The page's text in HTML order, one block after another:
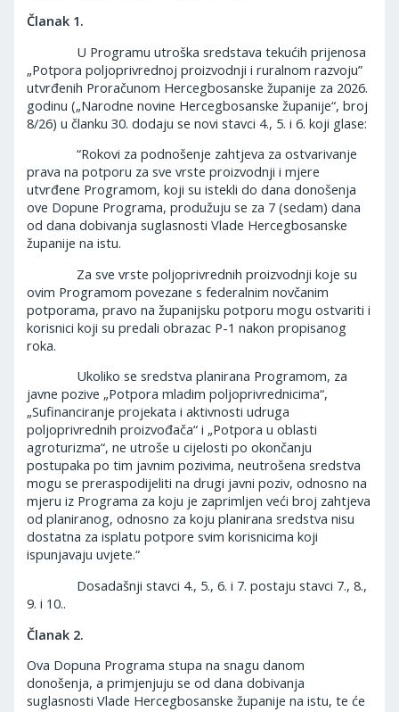
Članak 1.
U Programu utroška sredstava tekućih prijenosa
„Potpora poljoprivrednoj proizvodnji i ruralnom razvoju”
utvrđenih Proračunom Hercegbosanske županije za 2026.
godinu („Narodne novine Hercegbosanske županije“, broj
8/26) u članku 30. dodaju se novi stavci 4., 5. i 6. koji glase:
“Rokovi za podnošenje zahtjeva za ostvarivanje
prava na potporu za sve vrste proizvodnji i mjere
utvrđene Programom, koji su istekli do dana donošenja
ove Dopune Programa, produžuju se za 7 (sedam) dana
od dana dobivanja suglasnosti Vlade Hercegbosanske
županije na istu.
Za sve vrste poljoprivrednih proizvodnji koje su
ovim Programom povezane s federalnim novčanim
potporama, pravo na županijsku potporu mogu ostvariti i
korisnici koji su predali obrazac P-1 nakon propisanog
roka.
Ukoliko se sredstva planirana Programom, za
javne pozive „Potpora mladim poljoprivrednicima“,
„Sufinanciranje projekata i aktivnosti udruga
poljoprivrednih proizvođača“ i „Potpora u oblasti
agroturizma“, ne utroše u cijelosti po okončanju
postupaka po tim javnim pozivima, neutrošena sredstva
mogu se preraspodijeliti na drugi javni poziv, odnosno na
mjeru iz Programa za koju je zaprimljen veći broj zahtjeva
od planiranog, odnosno za koju planirana sredstva nisu
dostatna za isplatu potpore svim korisnicima koji
ispunjavaju uvjete.“
Dosadašnji stavci 4., 5., 6. i 7. postaju stavci 7., 8.,
9. i 10..
Članak 2.
Ova Dopuna Programa stupa na snagu danom
donošenja, a primjenjuju se od dana dobivanja
suglasnosti Vlade Hercegbosanske županije na istu, te će